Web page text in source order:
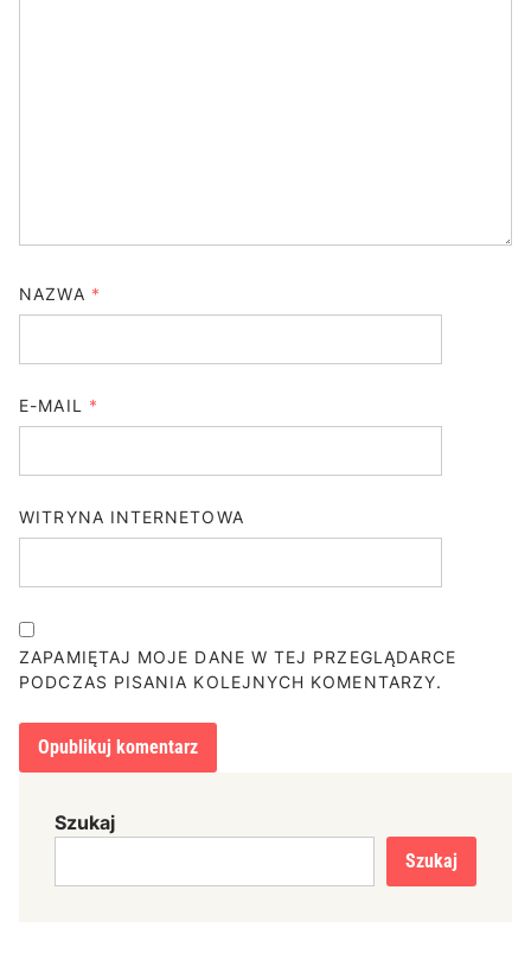
NAZWA *
E-MAIL *
WITRYNA INTERNETOWA
ZAPAMIĘTAJ MOJE DANE W TEJ PRZEGLĄDARCE
PODCZAS PISANIA KOLEJNYCH KOMENTARZY.
Szukaj
Szukaj